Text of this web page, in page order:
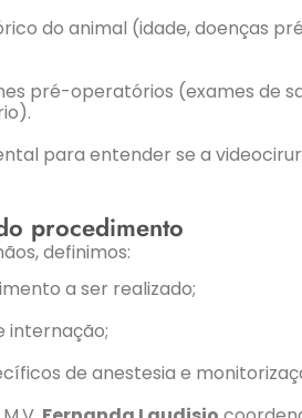
do animal (idade, doenças
pré-operatórios (exames de
para entender se a
procedimento
definimos:
a ser realizado;
internação;
de anestesia e